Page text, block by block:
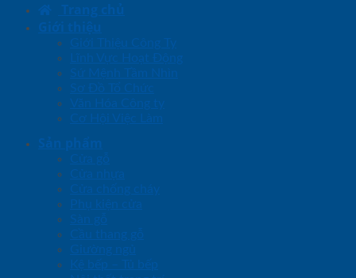
Trang chủ
Giới thiệu
Giới Thiệu Công Ty
Lĩnh Vực Hoạt Động
Sứ Mệnh Tầm Nhìn
Sơ Đồ Tổ Chức
Văn Hóa Công ty
Cơ Hội Việc Làm
Sản phẩm
Cửa gỗ
Cửa nhựa
Cửa chống cháy
Phụ kiện cửa
Sàn gỗ
Cầu thang gỗ
Giường ngủ
Kệ bếp – Tủ bếp